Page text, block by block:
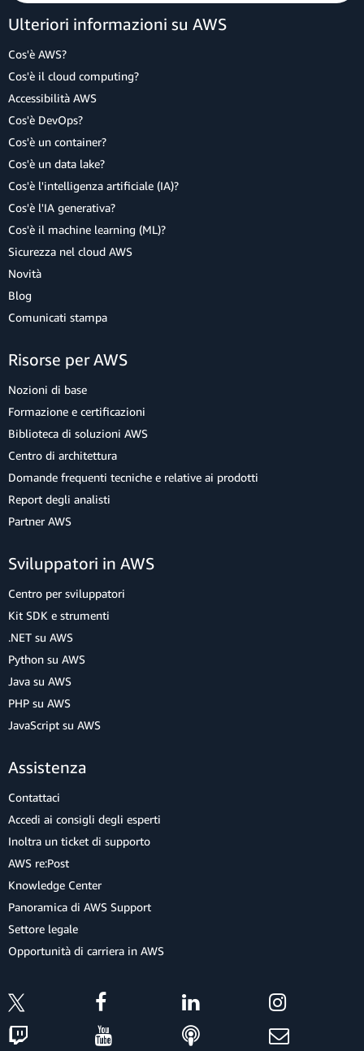
Ulteriori informazioni su AWS
Cos'è AWS?
Cos'è il cloud computing?
Accessibilità AWS
Cos'è DevOps?
Cos'è un container?
Cos'è un data lake?
Cos'è l'intelligenza artificiale (IA)?
Cos'è l'IA generativa?
Cos'è il machine learning (ML)?
Sicurezza nel cloud AWS
Novità
Blog
Comunicati stampa
Risorse per AWS
Nozioni di base
Formazione e certificazioni
Biblioteca di soluzioni AWS
Centro di architettura
Domande frequenti tecniche e relative ai prodotti
Report degli analisti
Partner AWS
Sviluppatori in AWS
Centro per sviluppatori
Kit SDK e strumenti
.NET su AWS
Python su AWS
Java su AWS
PHP su AWS
JavaScript su AWS
Assistenza
Contattaci
Accedi ai consigli degli esperti
Inoltra un ticket di supporto
AWS re:Post
Knowledge Center
Panoramica di AWS Support
Settore legale
Opportunità di carriera in AWS